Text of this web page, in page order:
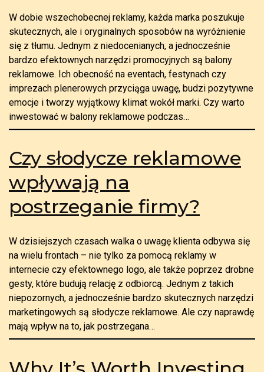
W dobie wszechobecnej reklamy, każda marka poszukuje
skutecznych, ale i oryginalnych sposobów na wyróżnienie
się z tłumu. Jednym z niedocenianych, a jednocześnie
bardzo efektownych narzędzi promocyjnych są balony
reklamowe. Ich obecność na eventach, festynach czy
imprezach plenerowych przyciąga uwagę, budzi pozytywne
emocje i tworzy wyjątkowy klimat wokół marki. Czy warto
inwestować w balony reklamowe podczas…
Czy słodycze reklamowe
wpływają na
postrzeganie firmy?
W dzisiejszych czasach walka o uwagę klienta odbywa się
na wielu frontach – nie tylko za pomocą reklamy w
internecie czy efektownego logo, ale także poprzez drobne
gesty, które budują relację z odbiorcą. Jednym z takich
niepozornych, a jednocześnie bardzo skutecznych narzędzi
marketingowych są słodycze reklamowe. Ale czy naprawdę
mają wpływ na to, jak postrzegana…